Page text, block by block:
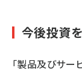
今後投資
「製品及びサー